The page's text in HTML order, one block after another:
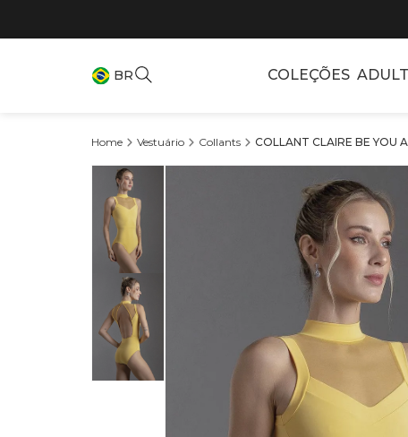
BR COLEÇÕES
Vestuário Collants COLLANT CLAIRE BE YOU